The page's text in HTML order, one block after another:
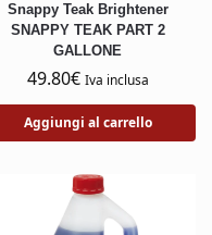
Snappy Teak Brightener
SNAPPY TEAK PART 2
GALLONE
49.80€ Iva inclusa
Aggiungi al carrello